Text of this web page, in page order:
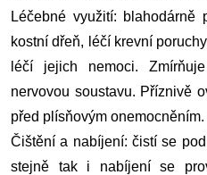
Léčebné využití: blahodárně
kostní dřeň, léčí krevní
léčí jejich nemoci.
nervovou soustavu. Příznivě
před plísňovým onemocněním.
Čištění a nabíjení: čistí se
stejně tak i nabíjení se